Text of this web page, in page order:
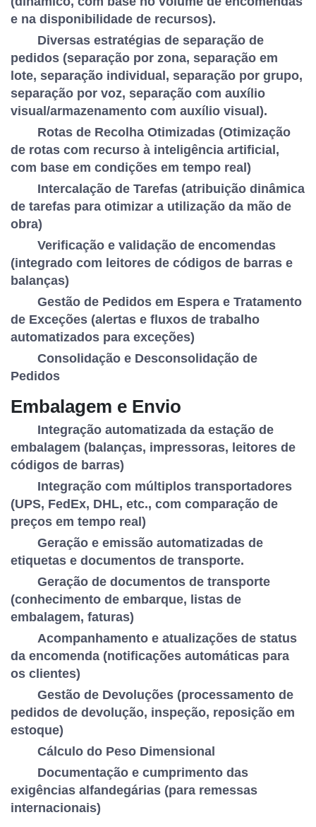
e na disponibilidade de recursos).
Diversas estratégias de separação de
pedidos (separação por zona, separação em
lote, separação individual, separação por grupo,
separação por voz, separação com auxílio
visual/armazenamento com auxílio visual).
Rotas de Recolha Otimizadas (Otimização
de rotas com recurso à inteligência artificial,
com base em condições em tempo real)
Intercalação de Tarefas (atribuição dinâmica
de tarefas para otimizar a utilização da mão de
obra)
Verificação e validação de encomendas
(integrado com leitores de códigos de barras e
balanças)
Gestão de Pedidos em Espera e Tratamento
de Exceções (alertas e fluxos de trabalho
automatizados para exceções)
Consolidação e Desconsolidação de
Pedidos
Embalagem e Envio
Integração automatizada da estação de
embalagem (balanças, impressoras, leitores de
códigos de barras)
Integração com múltiplos transportadores
(UPS, FedEx, DHL, etc., com comparação de
preços em tempo real)
Geração e emissão automatizadas de
etiquetas e documentos de transporte.
Geração de documentos de transporte
(conhecimento de embarque, listas de
embalagem, faturas)
Acompanhamento e atualizações de status
da encomenda (notificações automáticas para
os clientes)
Gestão de Devoluções (processamento de
pedidos de devolução, inspeção, reposição em
estoque)
Cálculo do Peso Dimensional
Documentação e cumprimento das
exigências alfandegárias (para remessas
internacionais)